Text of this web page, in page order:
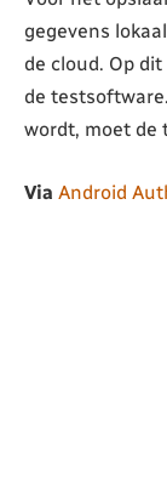
gegevens
de cloud. Op
de
wordt, moet de
Via Android